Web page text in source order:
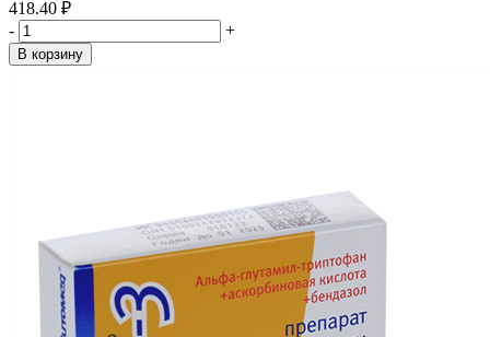
418.40 ₽
-
+
В корзину